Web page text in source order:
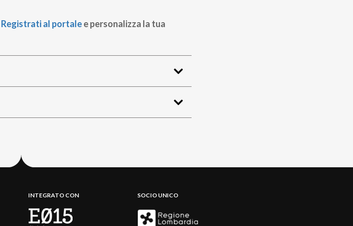
Registrati al portalee personalizza la tua
INTEGRATO CON SOCIO UNICO